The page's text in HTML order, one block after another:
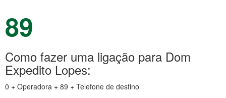
89
Como fazer uma ligação para Dom
Expedito Lopes:
0 + Operadora + 89 + Telefone de destino